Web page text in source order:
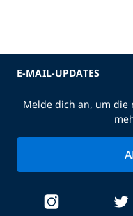
E-MAIL-UPDATES
Melde dich an, um die